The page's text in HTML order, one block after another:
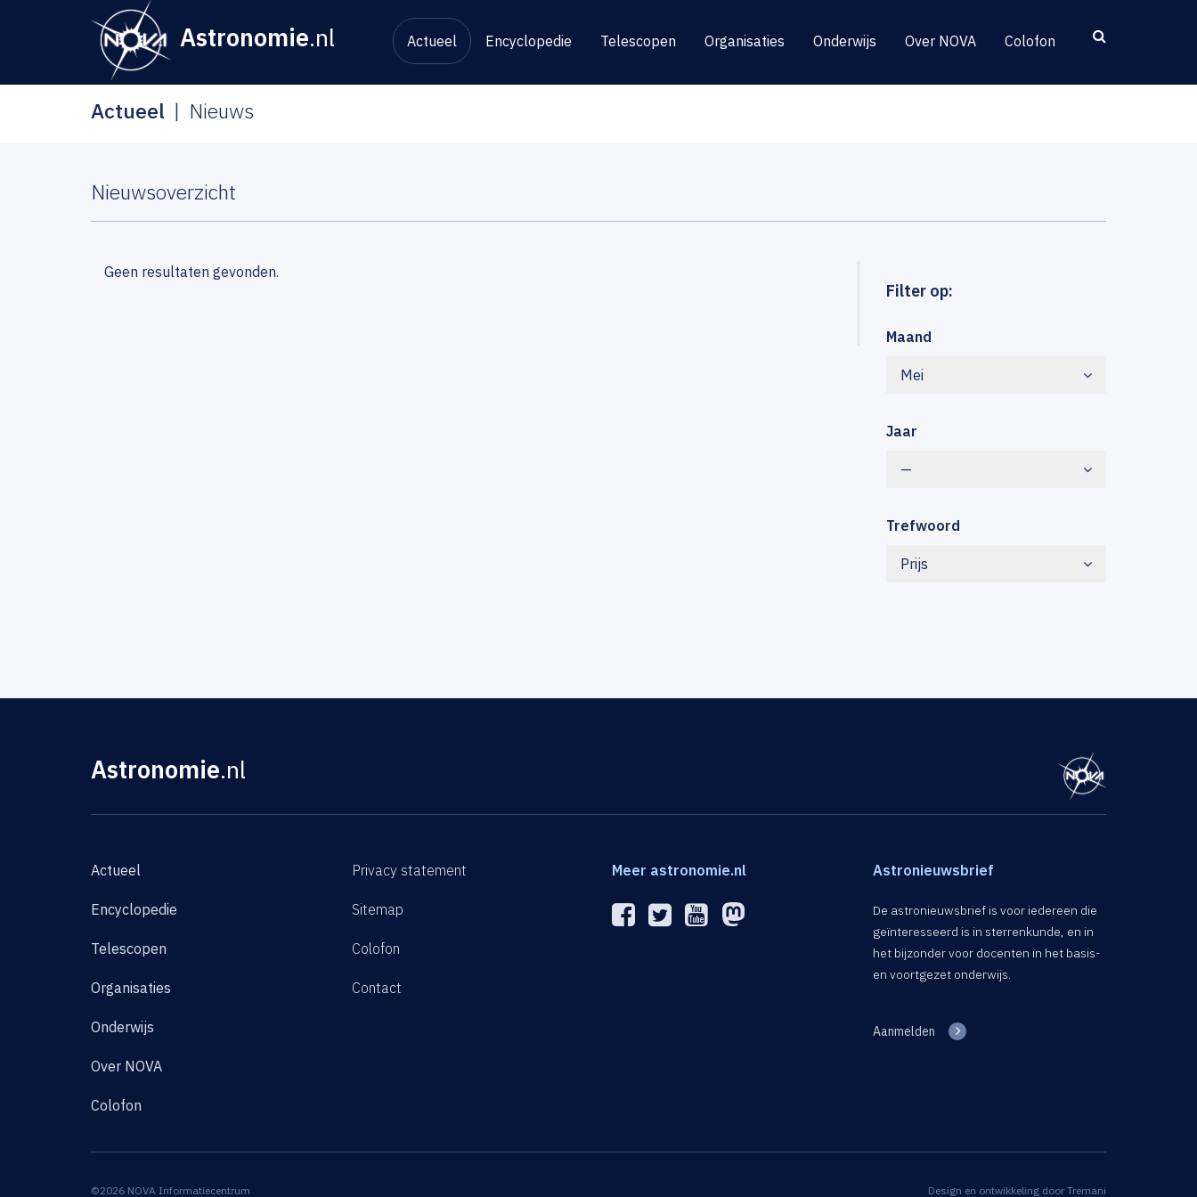
Astronomie.nl Actueel Encyclopedie Telescopen Organisaties Onderwijs Over NOVA Colofon
Actueel Nieuws
Nieuwsoverzicht
Filter op:
Maand
Mei
Jaar
—
Trefwoord
Prijs
Geen resultaten gevonden.
Astronomie.nl
Actueel
Encyclopedie
Telescopen
Organisaties
Onderwijs
Over NOVA
Colofon
Privacy statement
Sitemap
Colofon
Contact
Meer astronomie.nl Astronieuwsbrief
De astronieuwsbrief is voor iedereen die
geïnteresseerd is in sterrenkunde, en in
het bijzonder voor docenten in het basis-
en voortgezet onderwijs.
Aanmelden
©2026 NOVA Informatiecentrum Design en ontwikkeling door Tremani